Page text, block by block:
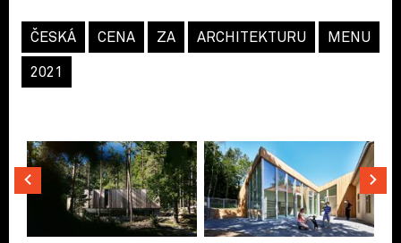
ČESKÁ CENA ZA ARCHITEKTURU
2021
MENU